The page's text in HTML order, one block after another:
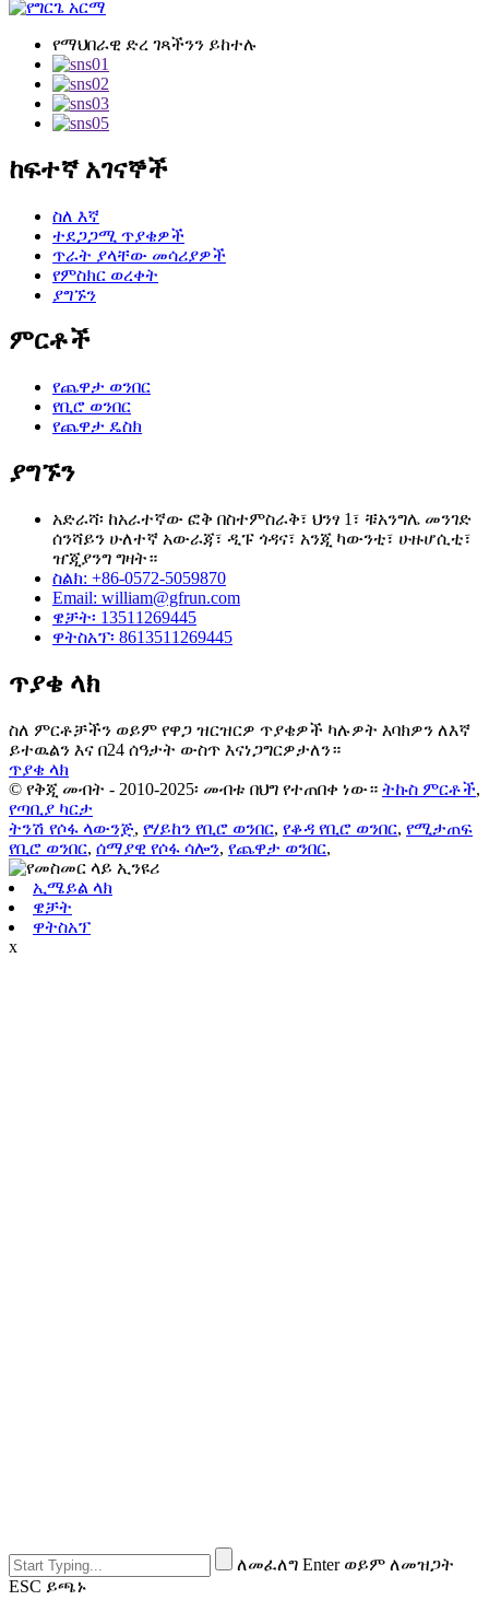
የማህበራዊ ድረ ገጻችንን ይከተሉ
ከፍተኛ አገናኞች
ስለ እኛ
ተደጋጋሚ ጥያቄዎች
ጥራት ያላቸው መሳሪያዎች
የምስክር ወረቀት
ያግኙን
ምርቶች
የጨዋታ ወንበር
የቢሮ ወንበር
የጨዋታ ዴስክ
ያግኙን
አድራሻ፡ ከአራተኛው ፎቅ በስተምስራቅ፣ ህንፃ 1፣ ቹአንግሌ መንገድ
ሰንሻይን ሁለተኛ አውራጃ፣ ዲፑ ጎዳና፣ አንጂ ካውንቲ፣ ሁዙሆሲቲ፣
ዠጂያንግ ግዛት።
ስልክ: +86-0572-5059870
Email: william@gfrun.com
ዌቻት፡ 13511269445
ዋትስአፕ፡ 8613511269445
ጥያቄ ላክ
ስለ ምርቶቻችን ወይም የዋጋ ዝርዝርዎ ጥያቄዎች ካሉዎት እባክዎን ለእኛ
ይተዉልን እና በ24 ሰዓታት ውስጥ እናነጋግርዎታለን።
ጥያቄ ላክ
© የቅጂ መብት - 2010-2025፡ መብቱ በህግ የተጠበቀ ነው። ትኩስ ምርቶች,
የጣቢያ ካርታ
ትንሽ የሶፋ ላውንጅ, የሃይከን የቢሮ ወንበር, የቆዳ የቢሮ ወንበር, የሚታጠፍ
የቢሮ ወንበር, ሰማያዊ የሶፋ ሳሎን, የጨዋታ ወንበር,
ኢሜይል ላክ
ዌቻት
ዋትስአፕ
x
ለመፈለግ Enter ወይም ለመዝጋት
ESC ይጫኑ